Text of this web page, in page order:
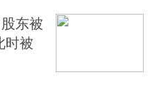
东被
时被